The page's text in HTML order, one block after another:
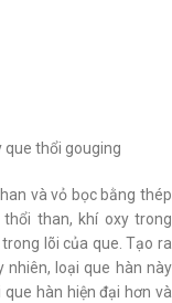
que thổi gouging
và vỏ bọc bằng thép
than, khí oxy trong
lõi của que. Tạo ra
nhiên, loại que hàn này
hàn hiện đại hơn và